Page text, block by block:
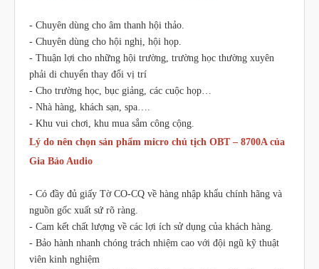
- Chuyên dùng cho âm thanh hội thảo.
- Chuyên dùng cho hội nghị, hội họp.
- Thuận lợi cho những hội trường, trường học thường xuyên
phải di chuyển thay đổi vị trí
- Cho trường học, bục giảng, các cuộc họp…
- Nhà hàng, khách sạn, spa….
- Khu vui chơi, khu mua sắm công cộng.
Lý do nên chọn sản phẩm micro chủ tịch OBT – 8700A của
Gia Bảo Audio
- Có đầy đủ giấy Tờ CO-CQ về hàng nhập khẩu chính hãng và
nguồn gốc xuất sứ rõ ràng.
- Cam kết chất lượng về các lợi ích sử dụng của khách hàng.
- Bảo hành nhanh chóng trách nhiệm cao với đội ngũ kỹ thuật
viên kinh nghiệm